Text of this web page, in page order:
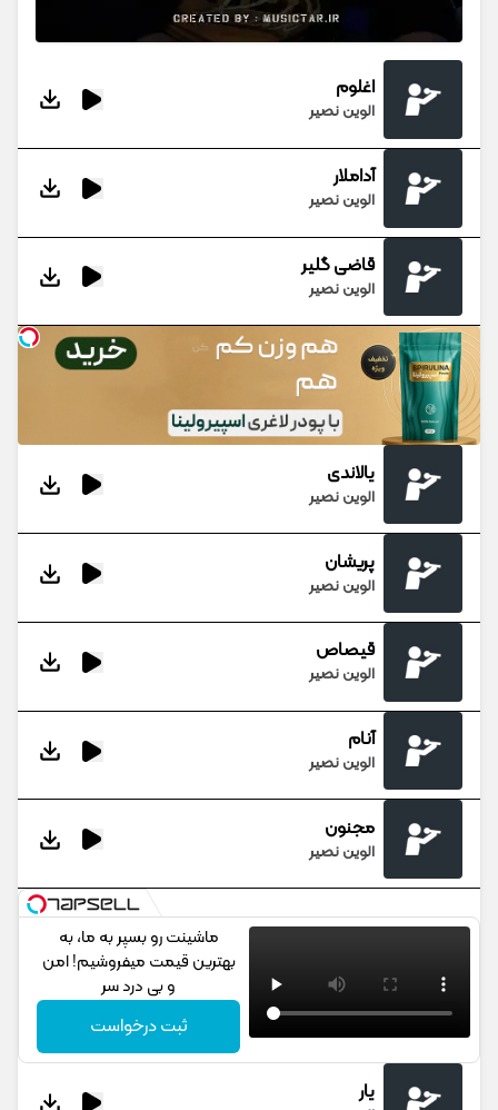
اغلوم
الوین نصیر
آداملار
الوین نصیر
قاضی گلیر
الوین نصیر
یالاندی
الوین نصیر
پریشان
الوین نصیر
قیصاص
الوین نصیر
آنام
الوین نصیر
مجنون
الوین نصیر
ماشینت رو بسپر به ما، به
بهترین قیمت میفروشیم! امن
و بی درد سر
ثبت درخواست
یار